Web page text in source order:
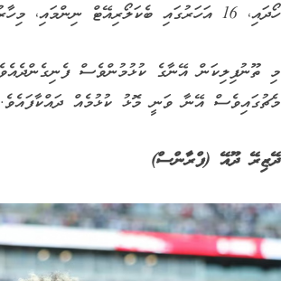
ހޯދައި، 16 އަހަރުގައި ބެކަލޯރިއޭޓް ނިންމައި، މިހާރު މެތަމެޓިކްސްއިން ޑިގްރީއަށް ކިޔަވަމުންނެވެ.
މެޗުގައިވެސް އޭނާ ވަނީ މޮޅު ކުޅުމެއް ދައްކާފައެވެ.
ދޭޒިރޭ ދޫއޭ (ފްރާންސް)